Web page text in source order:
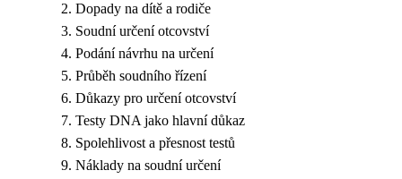
Dopady na dítě a rodiče
Soudní určení otcovství
Podání návrhu na určení
Průběh soudního řízení
Důkazy pro určení otcovství
Testy DNA jako hlavní důkaz
Spolehlivost a přesnost testů
Náklady na soudní určení